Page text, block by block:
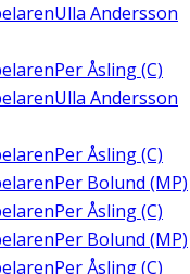
Ulla Andersson
Per Åsling (C)
Ulla Andersson
Per Åsling (C)
Per Bolund (MP)
Per Åsling (C)
Per Bolund (MP)
Per Åsling (C)